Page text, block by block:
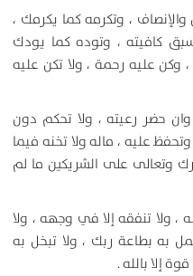
، وتكرمه كما يكرمك ،
كافيته ، وتوده كما يودك
عليه رحمة ، ولا تكن عليه
حضر رعيته ، ولا تحكم دون
عليه ، ماله ولا تخنه فيما
وتعالى على الشريكين ما لم
، ولا تنفقه إلا في وجهه ، ولا
به بطاعة ربك ، ولا تبخل به
إلا بالله .